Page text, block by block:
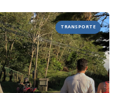
TRANSPORTE